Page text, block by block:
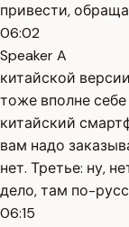
привести,
06:02
Speaker A
китайской
тоже вполне
китайский
вам надо
нет. Третье: ну,
дело, там по-
06:15